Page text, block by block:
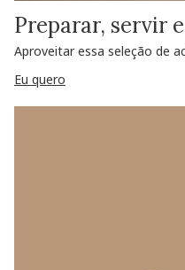
Preparar, servir
Aproveitar essa seleção de
Eu quero